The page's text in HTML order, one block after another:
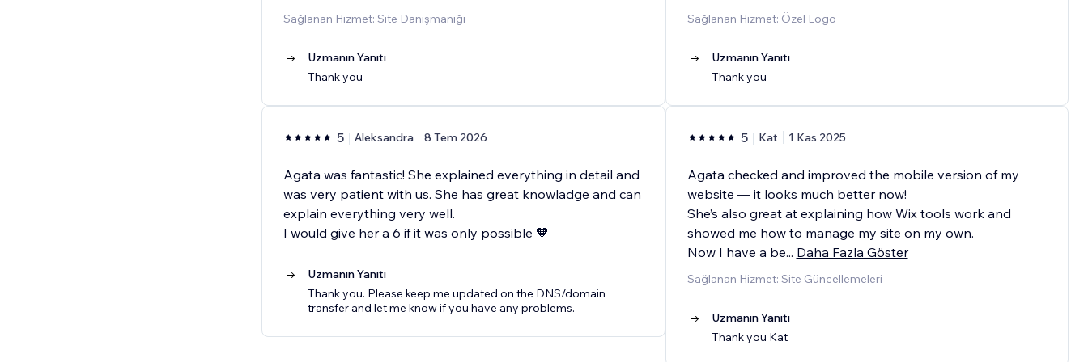
Sağlanan Hizmet: Site Danışmanığı
Uzmanın Yanıtı
Thank you
5 Aleksandra 8 Tem 2026
Agata was fantastic! She explained everything in detail and
was very patient with us. She has great knowladge and can
explain everything very well.
I would give her a 6 if it was only possible 🧡
Uzmanın Yanıtı
Thank you. Please keep me updated on the DNS/domain
transfer and let me know if you have any problems.
Sağlanan Hizmet: Özel Logo
Uzmanın Yanıtı
Thank you
5 Kat 1 Kas 2025
Agata checked and improved the mobile version of my
website — it looks much better now!
She’s also great at explaining how Wix tools work and
showed me how to manage my site on my own.
Now I have a be... Daha Fazla Göster
Sağlanan Hizmet: Site Güncellemeleri
Uzmanın Yanıtı
Thank you Kat